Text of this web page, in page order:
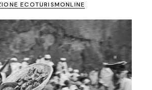
ECOTURISMONLINE